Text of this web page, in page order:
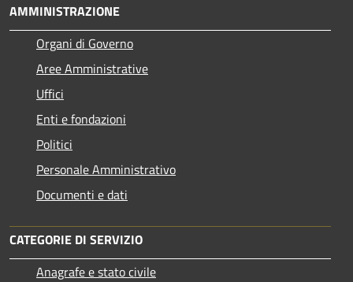
AMMINISTRAZIONE
Organi di Governo
Aree Amministrative
Uffici
Enti e fondazioni
Politici
Personale Amministrativo
Documenti e dati
CATEGORIE DI SERVIZIO
Anagrafe e stato civile